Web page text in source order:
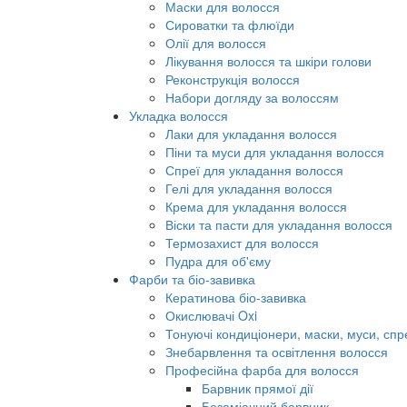
Маски для волосся
Сироватки та флюїди
Олії для волосся
Лікування волосся та шкіри голови
Реконструкція волосся
Набори догляду за волоссям
Укладка волосся
Лаки для укладання волосся
Піни та муси для укладання волосся
Спреї для укладання волосся
Гелі для укладання волосся
Крема для укладання волосся
Віски та пасти для укладання волосся
Термозахист для волосся
Пудра для об'єму
Фарби та біо-завивка
Кератинова біо-завивка
Окислювачі Oxi
Тонуючі кондиціонери, маски, муси,
Знебарвлення та освітлення волосся
Професійна фарба для волосся
Барвник прямої дії